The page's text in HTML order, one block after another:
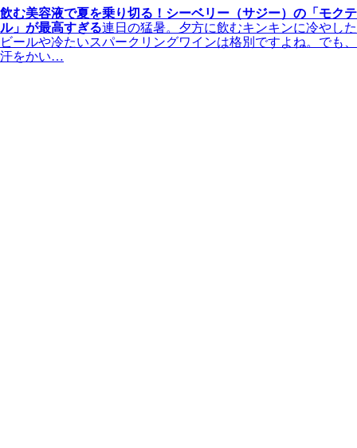
飲む美容液で夏を乗り切る！シーベリー（サジー）の「モクテ
ル」が最高すぎる連日の猛暑。夕方に飲むキンキンに冷やした
ビールや冷たいスパークリングワインは格別ですよね。でも、
汗をかい…